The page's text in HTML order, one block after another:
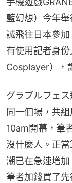
藍幻想）今年
誠飛往日本參
有使用記者身
Cosplayer），
グラブルフェ
同一個場，共
10am開幕，筆
沒什麼人。正
潮已在急速增
筆者加錢買了